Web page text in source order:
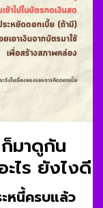
มาดูกัน
ะไร ยังไงดี
หนี้ครบแล้ว